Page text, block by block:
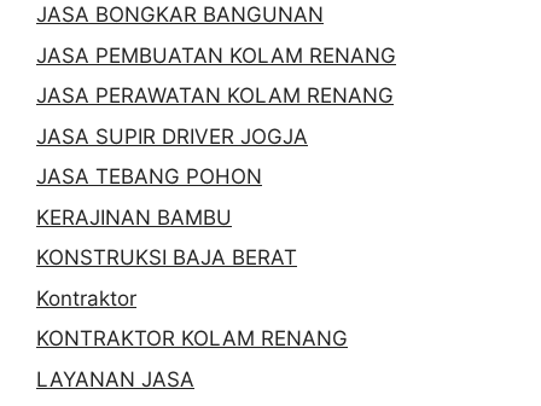
JASA BONGKAR BANGUNAN
JASA PEMBUATAN KOLAM RENANG
JASA PERAWATAN KOLAM RENANG
JASA SUPIR DRIVER JOGJA
JASA TEBANG POHON
KERAJINAN BAMBU
KONSTRUKSI BAJA BERAT
Kontraktor
KONTRAKTOR KOLAM RENANG
LAYANAN JASA